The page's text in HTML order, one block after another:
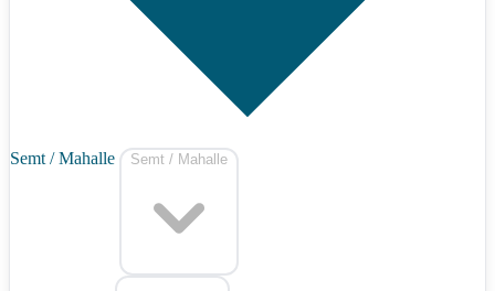
Semt / Mahalle Semt / Mahalle